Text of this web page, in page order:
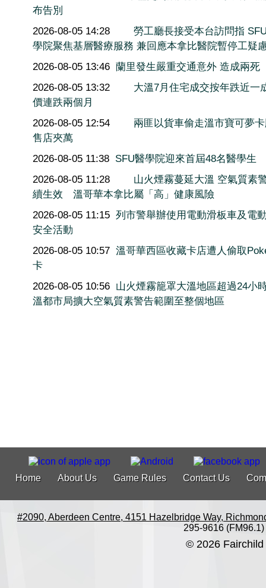
布告別
2026-08-05 14:28
勞工廳長接受本台訪問指
學院聚焦基層醫療服務 兼回應本拿比醫院暫停工疑
2026-08-05 13:46 蘭里發生嚴重交通意外 造成兩死
2026-08-05 13:32
大溫7月住宅成交按年跌近
價連跌兩個月
2026-08-05 12:54
兩匪以貨車偷走溫市寶可夢
售店夾萬
2026-08-05 11:38 SFU醫學院迎來首屆48名醫學生
2026-08-05 11:28
山火煙霧蔓延大溫 空氣質素
續生效 溫哥華本拿比屬「高」健康風險
2026-08-05 11:15 列市警舉辦使用電動滑板車及電
安全活動
2026-08-05 10:57 溫哥華西區收藏卡店遭人偷取
卡
2026-08-05 10:56 山火煙霧籠罩大溫地區超過24小
溫都市局擴大空氣質素警告範圍至整個地區
Home About Us Game Rules Contact Us
#2090, Aberdeen Centre, 4151 Hazelbridge Way,
295-9616 (FM96.1)
© 2026 Fairchild